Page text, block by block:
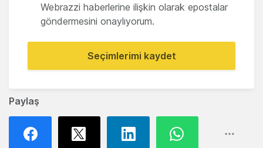
Paylaş
Webrazzi haberlerine ilişkin olarak epostalar
göndermesini onaylıyorum.
Seçimlerimi kaydet